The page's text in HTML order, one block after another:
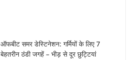
ऑफबीट समर डेस्टिनेशन: गर्मियों के लिए 7
बेहतरीन ठंडी जगहें – भीड़ से दूर छुट्टियां